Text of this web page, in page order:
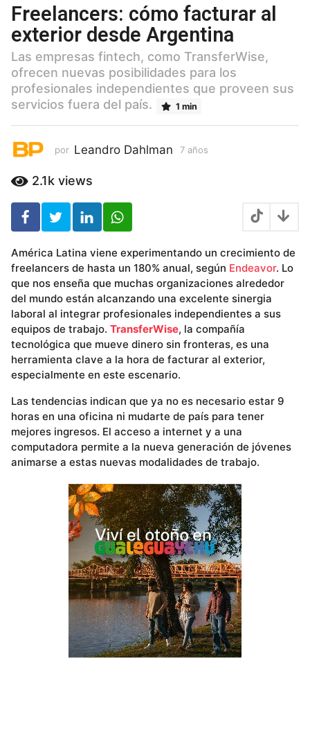
a
ñ
o
s
7
a
ñ
Freelancers: cómo facturar al
exterior desde Argentina
Las empresas fintech, como TransferWise,
ofrecen nuevas posibilidades para los
profesionales independientes que proveen sus
servicios fuera del país.
1 min
por Leandro Dahlman 7 años
2.1k views
América Latina viene experimentando un crecimiento de
freelancers de hasta un 180% anual, según Endeavor. Lo
que nos enseña que muchas organizaciones alrededor
del mundo están alcanzando una excelente sinergia
laboral al integrar profesionales independientes a sus
equipos de trabajo. TransferWise, la compañía
tecnológica que mueve dinero sin fronteras, es una
herramienta clave a la hora de facturar al exterior,
especialmente en este escenario.
Las tendencias indican que ya no es necesario estar 9
horas en una oficina ni mudarte de país para tener
mejores ingresos. El acceso a internet y a una
computadora permite a la nueva generación de jóvenes
animarse a estas nuevas modalidades de trabajo.